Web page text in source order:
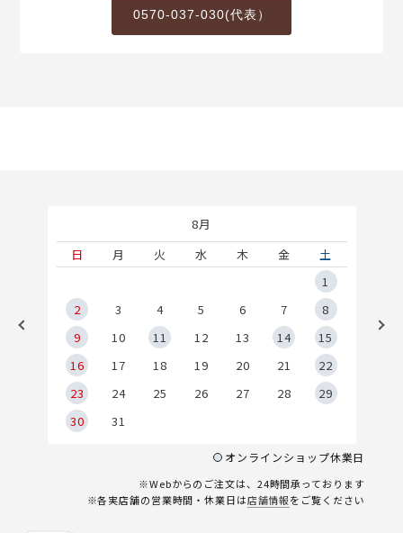
0570-037-030(代表）
8月
日
月 火 水 木 金
土
1
2
3 4 5 6 7
8
9
10 11 12 13 14
15
16
17 18 19 20 21
22
23
24 25 26 27 28
29
30
31
オンラインショップ休業日
※Webからのご注文は、24時間承っております
※各実店舗の営業時間・休業日は店舗情報をご覧ください